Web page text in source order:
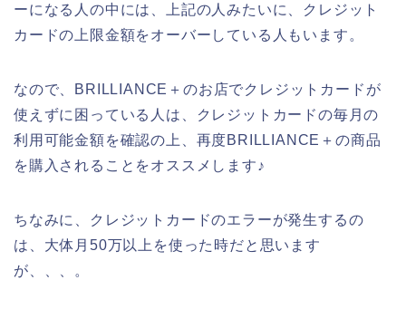
ーになる人の中には、上記の人みたいに、クレジット
カードの上限金額をオーバーしている人もいます。
なので、BRILLIANCE＋のお店でクレジットカードが
使えずに困っている人は、クレジットカードの毎月の
利用可能金額を確認の上、再度BRILLIANCE＋の商品
を購入されることをオススメします♪
ちなみに、クレジットカードのエラーが発生するの
は、大体月50万以上を使った時だと思います
が、、、。